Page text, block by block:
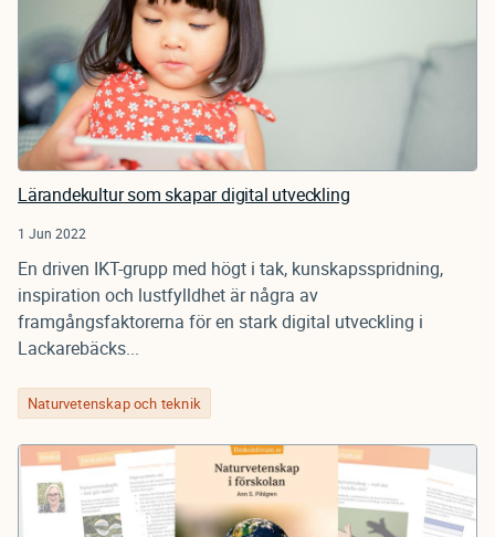
Lärandekultur som skapar digital utveckling
1 Jun 2022
En driven IKT-grupp med högt i tak, kunskapsspridning,
inspiration och lustfylldhet är några av
framgångsfaktorerna för en stark digital utveckling i
Lackarebäcks...
Naturvetenskap och teknik